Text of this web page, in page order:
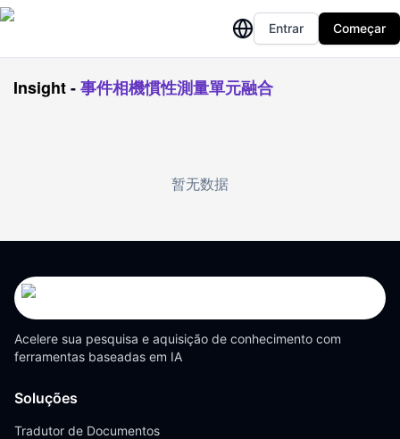
Entrar Começar
Insight-事件相機慣性測量單元融合
暂无数据
Acelere sua pesquisa e aquisição de conhecimento com
ferramentas baseadas em IA
Soluções
Tradutor de Documentos